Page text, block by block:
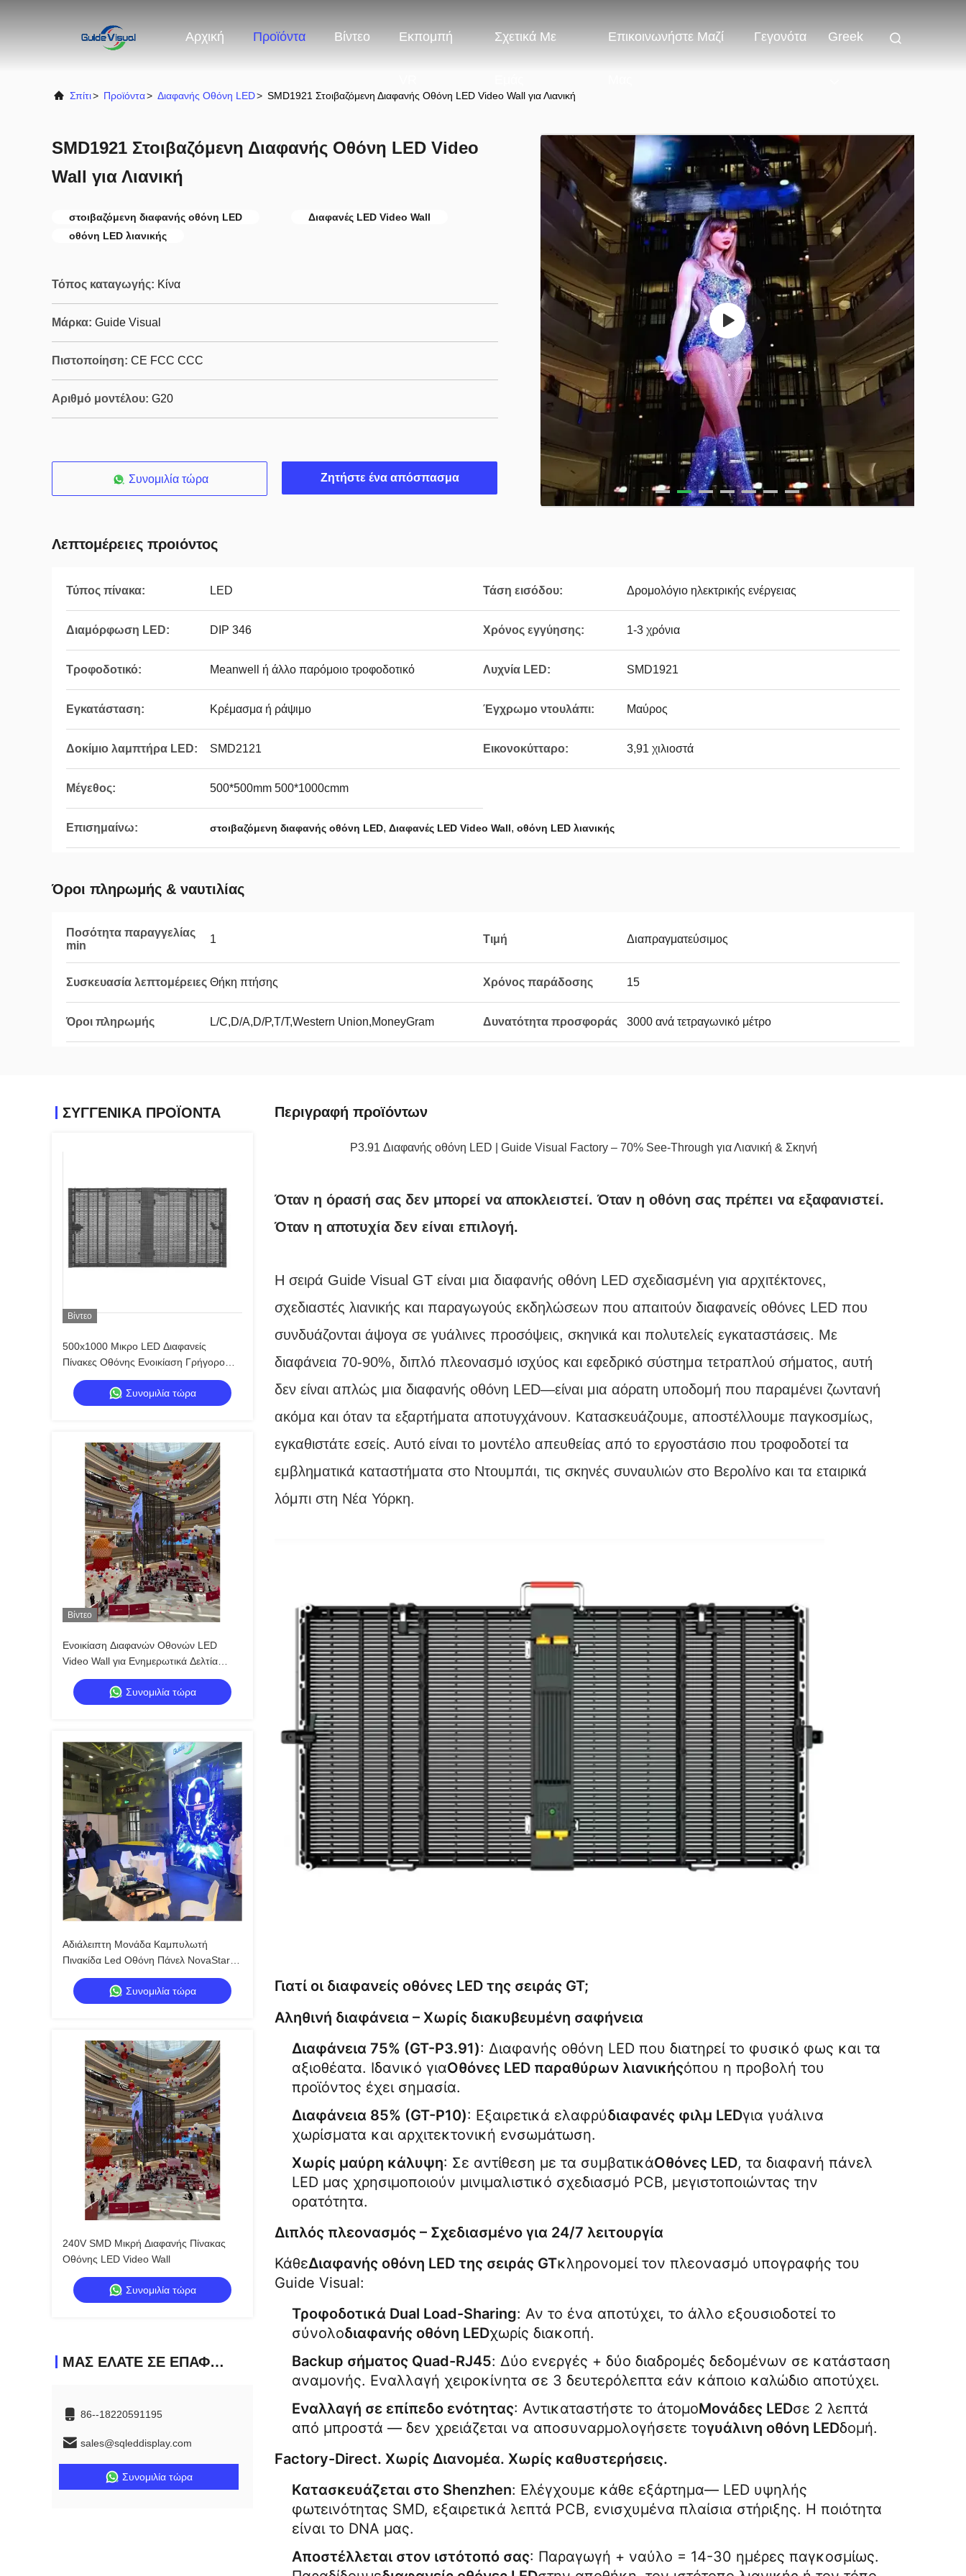
Αρχική Προϊόντα Βίντεο Εκπομπή Σχετικά Με Επικοινωνήστε Μαζί Γεγονότα Greek
Σπίτι> Προϊόντα> Διαφανής Οθόνη LED> SMD1921 Στοιβαζόμενη Διαφανής Οθόνη LED Video Wall για Λιανική
SMD1921 Στοιβαζόμενη Διαφανής Οθόνη LED Video
Wall για Λιανική
στοιβαζόμενη διαφανής οθόνη LED
Διαφανές LED Video Wall
οθόνη LED λιανικής
Τόπος καταγωγής: Κίνα
Μάρκα: Guide Visual
Πιστοποίηση: CE FCC CCC
Αριθμό μοντέλου: G20
Συνομιλία τώρα Ζητήστε ένα απόσπασμα
Λεπτομέρειες προιόντος
Τύπος πίνακα: LED Τάση εισόδου: Δρομολόγιο ηλεκτρικής ενέργειας
Διαμόρφωση LED: DIP 346 Χρόνος εγγύησης: 1-3 χρόνια
Τροφοδοτικό: Meanwell ή άλλο παρόμοιο τροφοδοτικό Λυχνία LED: SMD1921
Εγκατάσταση: Κρέμασμα ή ράψιμο Έγχρωμο ντουλάπι: Μαύρος
Δοκίμιο λαμπτήρα LED: SMD2121 Εικονοκύτταρο: 3,91 χιλιοστά
Μέγεθος: 500*500mm 500*1000cmm
Επισημαίνω: στοιβαζόμενη διαφανής οθόνη LED, Διαφανές LED Video Wall, οθόνη LED λιανικής
Όροι πληρωμής & ναυτιλίας
Ποσότητα παραγγελίας
min
1 Τιμή Διαπραγματεύσιμος
Συσκευασία λεπτομέρειες Θήκη πτήσης Χρόνος παράδοσης 15
Όροι πληρωμής L/C,D/A,D/P,T/T,Western Union,MoneyGram Δυνατότητα προσφοράς 3000 ανά τετραγωνικό μέτρο
ΣΥΓΓΕΝΙΚΆ ΠΡΟΪΌΝΤΑ
Βίντεο
500x1000 Μικρο LED Διαφανείς
Πίνακες Οθόνης Ενοικίαση Γρήγορο
Κλείδωμα Προσαρμοσμένο
Συνομιλία τώρα
Βίντεο
Ενοικίαση Διαφανών Οθονών LED
Video Wall για Ενημερωτικά Δελτία
Συναυλιών
Συνομιλία τώρα
Αδιάλειπτη Μονάδα Καμπυλωτή
Πινακίδα Led Οθόνη Πάνελ NovaStar
System 6000nits
Συνομιλία τώρα
240V SMD Μικρή Διαφανής Πίνακας
Οθόνης LED Video Wall
Συνομιλία τώρα
ΜΑΣ ΕΛΆΤΕ ΣΕ ΕΠΑΦΉ ΜΕ
86--18220591195
sales@sqleddisplay.com
Συνομιλία τώρα
Περιγραφή προϊόντων
P3.91 Διαφανής οθόνη LED | Guide Visual Factory – 70% See-Through για Λιανική & Σκηνή
Όταν η όρασή σας δεν μπορεί να αποκλειστεί. Όταν η οθόνη σας πρέπει να εξαφανιστεί.
Όταν η αποτυχία δεν είναι επιλογή.
Η σειρά Guide Visual GT είναι μια διαφανής οθόνη LED σχεδιασμένη για αρχιτέκτονες,
σχεδιαστές λιανικής και παραγωγούς εκδηλώσεων που απαιτούν διαφανείς οθόνες LED που
συνδυάζονται άψογα σε γυάλινες προσόψεις, σκηνικά και πολυτελείς εγκαταστάσεις. Με
διαφάνεια 70-90%, διπλό πλεονασμό ισχύος και εφεδρικό σύστημα τετραπλού σήματος, αυτή
δεν είναι απλώς μια διαφανής οθόνη LED—είναι μια αόρατη υποδομή που παραμένει ζωντανή
ακόμα και όταν τα εξαρτήματα αποτυγχάνουν. Κατασκευάζουμε, αποστέλλουμε παγκοσμίως,
εγκαθιστάτε εσείς. Αυτό είναι το μοντέλο απευθείας από το εργοστάσιο που τροφοδοτεί τα
εμβληματικά καταστήματα στο Ντουμπάι, τις σκηνές συναυλιών στο Βερολίνο και τα εταιρικά
λόμπι στη Νέα Υόρκη.
Γιατί οι διαφανείς οθόνες LED της σειράς GT;
Αληθινή διαφάνεια – Χωρίς διακυβευμένη σαφήνεια
Διαφάνεια 75% (GT-P3.91): Διαφανής οθόνη LED που διατηρεί το φυσικό φως και τα
αξιοθέατα. Ιδανικό γιαΟθόνες LED παραθύρων λιανικήςόπου η προβολή του
προϊόντος έχει σημασία.
Διαφάνεια 85% (GT-P10): Εξαιρετικά ελαφρύδιαφανές φιλμ LEDγια γυάλινα
χωρίσματα και αρχιτεκτονική ενσωμάτωση.
Χωρίς μαύρη κάλυψη: Σε αντίθεση με τα συμβατικάΟθόνες LED, τα διαφανή πάνελ
LED μας χρησιμοποιούν μινιμαλιστικό σχεδιασμό PCB, μεγιστοποιώντας την
ορατότητα.
Διπλός πλεονασμός – Σχεδιασμένο για 24/7 λειτουργία
ΚάθεΔιαφανής οθόνη LED της σειράς GTκληρονομεί τον πλεονασμό υπογραφής του
Guide Visual:
Τροφοδοτικά Dual Load-Sharing: Αν το ένα αποτύχει, το άλλο εξουσιοδοτεί το
σύνολοδιαφανής οθόνη LEDχωρίς διακοπή.
Backup σήματος Quad-RJ45: Δύο ενεργές + δύο διαδρομές δεδομένων σε κατάσταση
αναμονής. Εναλλαγή χειροκίνητα σε 3 δευτερόλεπτα εάν κάποιο καλώδιο αποτύχει.
Εναλλαγή σε επίπεδο ενότητας: Αντικαταστήστε το άτομοΜονάδες LEDσε 2 λεπτά
από μπροστά — δεν χρειάζεται να αποσυναρμολογήσετε τογυάλινη οθόνη LEDδομή.
Factory-Direct. Χωρίς Διανομέα. Χωρίς καθυστερήσεις.
Κατασκευάζεται στο Shenzhen: Ελέγχουμε κάθε εξάρτημα— LED υψηλής
φωτεινότητας SMD, εξαιρετικά λεπτά PCB, ενισχυμένα πλαίσια στήριξης. Η ποιότητα
είναι το DNA μας.
Αποστέλλεται στον ιστότοπό σας: Παραγωγή + ναύλο = 14-30 ημέρες παγκοσμίως.